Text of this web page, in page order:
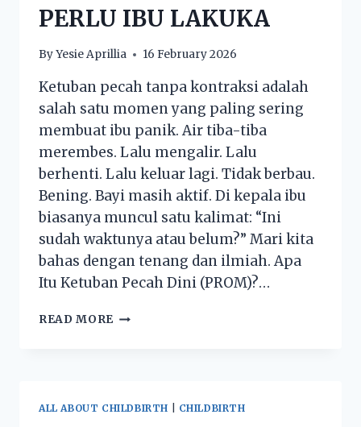
PERLU IBU LAKUKA
ByYesie Aprillia 16 February 2026
Ketuban pecah tanpa kontraksi adalah
salah satu momen yang paling sering
membuat ibu panik. Air tiba-tiba
merembes. Lalu mengalir. Lalu
berhenti. Lalu keluar lagi. Tidak berbau.
Bening. Bayi masih aktif. Di kepala ibu
biasanya muncul satu kalimat: “Ini
sudah waktunya atau belum?” Mari kita
bahas dengan tenang dan ilmiah. Apa
Itu Ketuban Pecah Dini (PROM)?…
READ MORE
ALL ABOUT CHILDBIRTH CHILDBIRTH